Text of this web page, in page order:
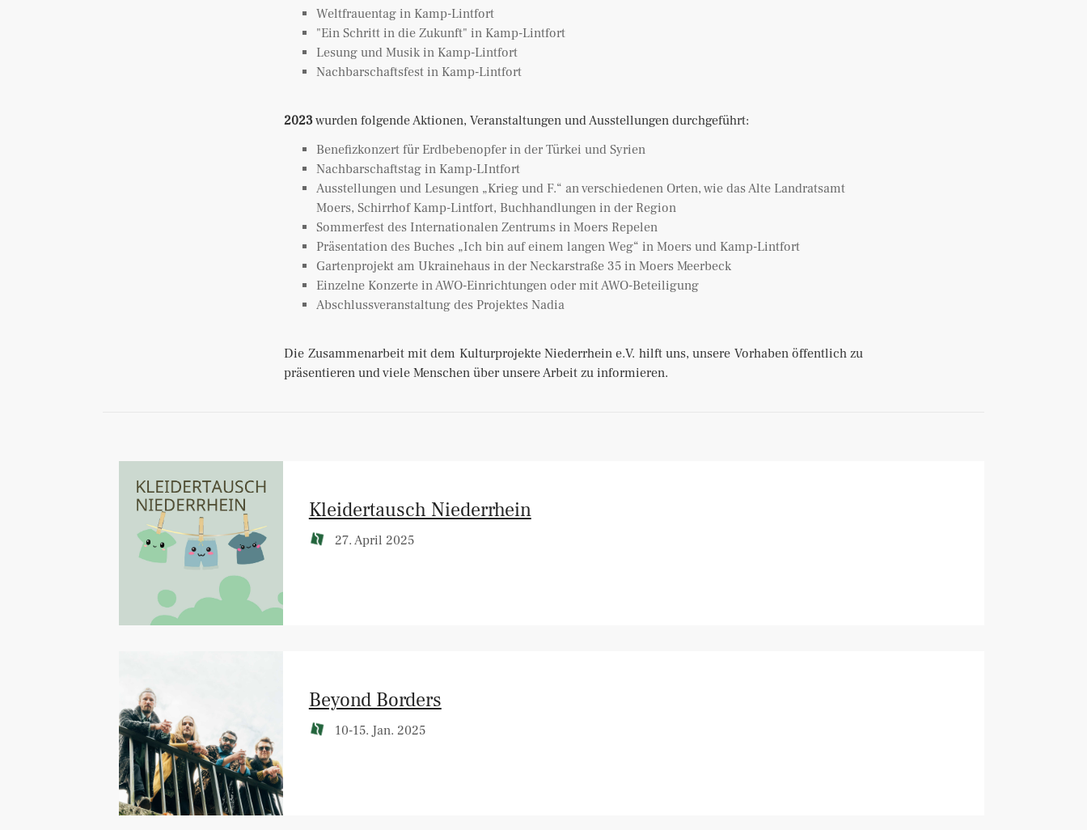
Weltfrauentag in Kamp-Lintfort
"Ein Schritt in die Zukunft" in Kamp-Lintfort
Lesung und Musik in Kamp-Lintfort
Nachbarschaftsfest in Kamp-Lintfort
2023wurden folgende Aktionen, Veranstaltungen und Ausstellungen durchgeführt:
Benefizkonzert für Erdbebenopfer in der Türkei und Syrien
Nachbarschaftstag in Kamp-LIntfort
Ausstellungen und Lesungen „Krieg und F.“ an verschiedenen Orten, wie das Alte Landratsamt
Moers, Schirrhof Kamp-Lintfort, Buchhandlungen in der Region
Sommerfest des Internationalen Zentrums in Moers Repelen
Präsentation des Buches „Ich bin auf einem langen Weg“ in Moers und Kamp-Lintfort
Gartenprojekt am Ukrainehaus in der Neckarstraße 35 in Moers Meerbeck
Einzelne Konzerte in AWO-Einrichtungen oder mit AWO-Beteiligung
Abschlussveranstaltung des Projektes Nadia
Die Zusammenarbeit mit dem Kulturprojekte Niederrhein e.V. hilft uns, unsere Vorhaben öffentlich zu
präsentieren und viele Menschen über unsere Arbeit zu informieren.
Kleidertausch Niederrhein
27. April 2025
Beyond Borders
10-15. Jan. 2025